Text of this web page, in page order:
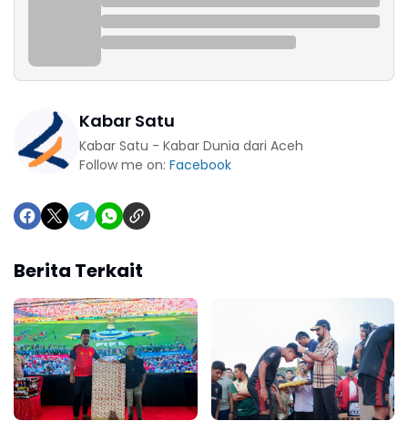
Kabar Satu
Kabar Satu - Kabar Dunia dari Aceh
Follow me on: Facebook
Berita Terkait